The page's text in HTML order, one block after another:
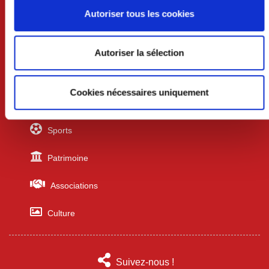
Autoriser tous les cookies
Autoriser la sélection
Cookies nécessaires uniquement
Liens utiles
Écoles
Sports
Patrimoine
Associations
Culture
Suivez-nous !